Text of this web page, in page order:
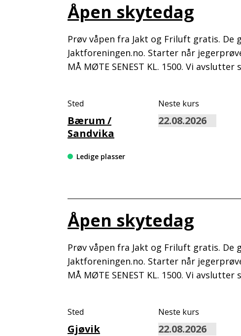
Åpen skytedag
Prøv våpen fra Jakt og Friluft gratis.
Jaktforeningen.no. Starter når
MÅ MØTE SENEST KL. 1500. Vi avslutter
Sted
Bærum /
Sandvika
Neste kurs
Ledige plasser
Åpen skytedag
Prøv våpen fra Jakt og Friluft gratis.
Jaktforeningen.no. Starter når
MÅ MØTE SENEST KL. 1500. Vi avslutter
Sted
Gjøvik
Neste kurs